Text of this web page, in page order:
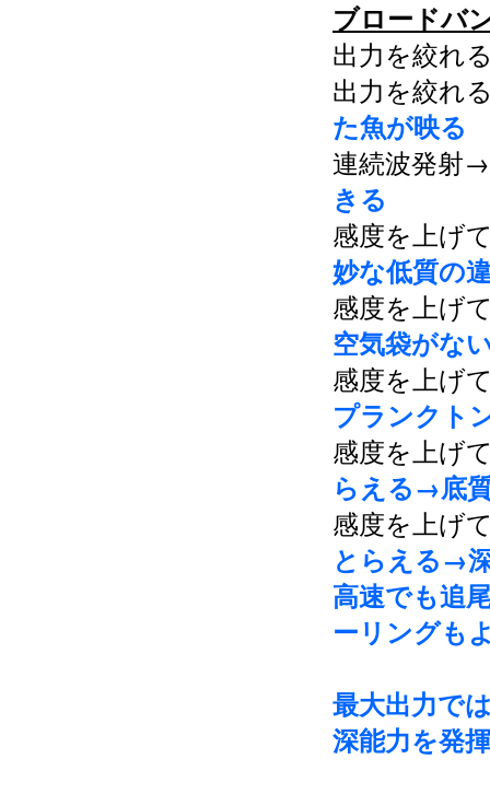
ブロードバ
出力を絞れ
出力を絞れ
た魚が映る
連続波発射
きる
感度を上げ
妙な低質の
感度を上げ
空気袋がな
感度を上げ
プランクト
感度を上げ
らえる→底
感度を上げ
とらえる→
高速でも追
ーリングも
最大出力で
深能力を発